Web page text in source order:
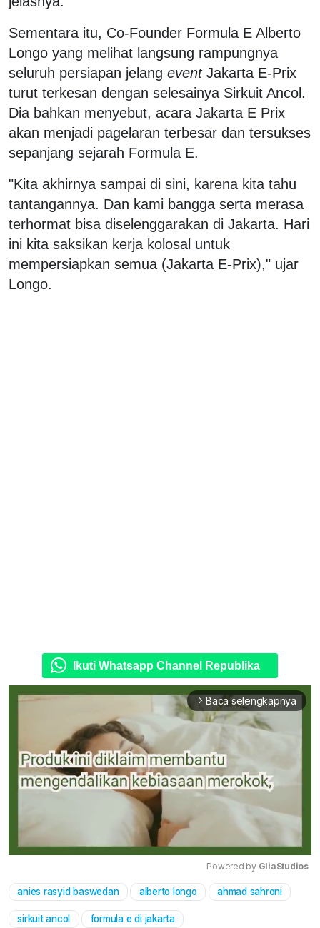
Sementara itu, Co-Founder Formula E Alberto
Longo yang melihat langsung rampungnya
seluruh persiapan jelang eventJakarta E-Prix
turut terkesan dengan selesainya Sirkuit Ancol.
Dia bahkan menyebut, acara Jakarta E Prix
akan menjadi pagelaran terbesar dan tersukses
sepanjang sejarah Formula E.
"Kita akhirnya sampai di sini, karena kita tahu
tantangannya. Dan kami bangga serta merasa
terhormat bisa diselenggarakan di Jakarta. Hari
ini kita saksikan kerja kolosal untuk
mempersiapkan semua (Jakarta E-Prix)," ujar
Longo.
Ikuti Whatsapp Channel Republika
arrow_forward_ios Baca selengkapnya
Mute
Powered by GliaStudios
anies rasyid baswedan alberto longo ahmad sahroni
sirkuit ancol formula e di jakarta